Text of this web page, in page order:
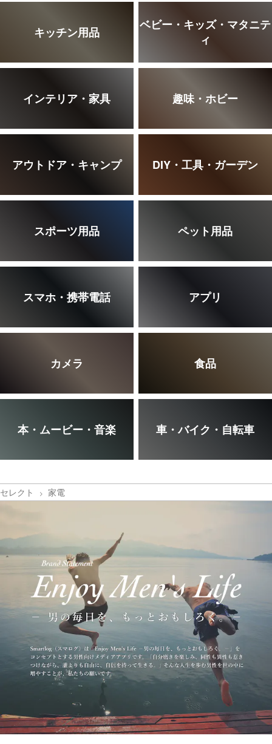
キッチン用品
ベビー・キッズ・マタニテ
ィ
インテリア・家具 趣味・ホビー
アウトドア・キャンプ DIY・工具・ガーデン
スポーツ用品 ペット用品
スマホ・携帯電話 アプリ
カメラ 食品
本・ムービー・音楽 車・バイク・自転車
セレクト 家電